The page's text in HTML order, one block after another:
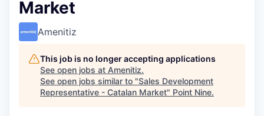
Market
Amenitiz
This job is no longer accepting applications
See open jobs at Amenitiz.
See open jobs similar to "Sales Development
Representative - Catalan Market" Point Nine.